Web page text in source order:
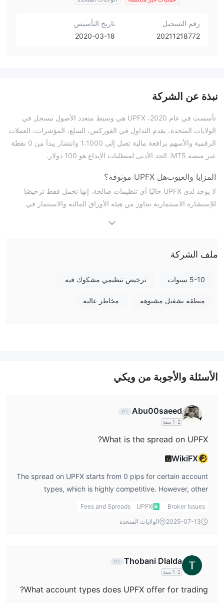
رقم التسجيل
20211218772
تاريخ التأسيس
2020-03-18
نبذة عن الشركة
تأسست في عام 2020، UPFX هي وسيط متعدد الأصول مسجل في
الولايات المتحدة، يقدم التداول في الفوركس، السلع، المؤشرات، العملات
الرقمية والأسهم برافعة مالية تصل إلى 1:1000 وانتشار يبدأ من 0 نقطة
عبر منصة MT5. الحد الأدنى لمتطلبات الإيداع هو 100 دولار.
المزايا والعيوبهل UPFX موثوقة؟
لا يوجد لدى UPFX حاليًا أي تنظيمات صالحة. إنها تحمل فقط ترخيصًا
للإستشارة الاستثمارية تجاوز من هيئة الأوراق المالية والاستثمار في
نوع الحساب / الرافعة المالية / الرسوم
منصة التداول
الإيداع والسحب
تيثر (USDT)
يونيون باي
ملف الشركة
5-10 سنوات ترخيص تنظيمي مشكوك فيه
منطقة تشغيل مشبوهة مخاطر عالية
الأسئلة والأجوبة من ويكي
Abu00saeed
1-2 سنة
What is the spread on UPFX?
WikiFXرد
The spread on UPFX starts from 0 pips for certain account
types, which is highly competitive. However, other
accounts, like the Ultimate and Pro accounts, have higher
select an account type based on my strategy and the
Broker Issues
UPFX
Fees and Spreads
2025-07-13
الولايات المتحدة
Thobani Dlalda
1-2 سنة
What account types does UPFX offer for trading?